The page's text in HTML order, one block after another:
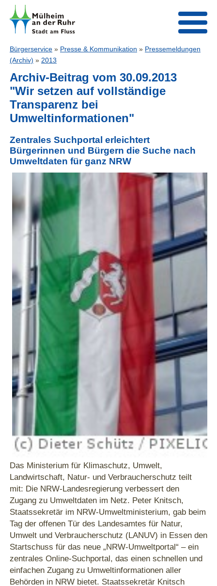
Bürgerservice » Presse & Kommunikation » Pressemeldungen
(Archiv) » 2013
Archiv-Beitrag vom 30.09.2013
"Wir setzen auf vollständige
Transparenz bei
Umweltinformationen"
Zentrales Suchportal erleichtert
Bürgerinnen und Bürgern die Suche nach
Umweltdaten für ganz NRW
Das Ministerium für Klimaschutz, Umwelt,
Landwirtschaft, Natur- und Verbraucherschutz teilt
mit: Die NRW-Landesregierung verbessert den
Zugang zu Umweltdaten im Netz. Peter Knitsch,
Staatssekretär im NRW-Umweltministerium, gab beim
Tag der offenen Tür des Landesamtes für Natur,
Umwelt und Verbraucherschutz (LANUV) in Essen den
Startschuss für das neue „NRW-Umweltportal“ – ein
zentrales Online-Suchportal, das einen schnellen und
einfachen Zugang zu Umweltinformationen aller
Behörden in NRW bietet. Staatssekretär Knitsch